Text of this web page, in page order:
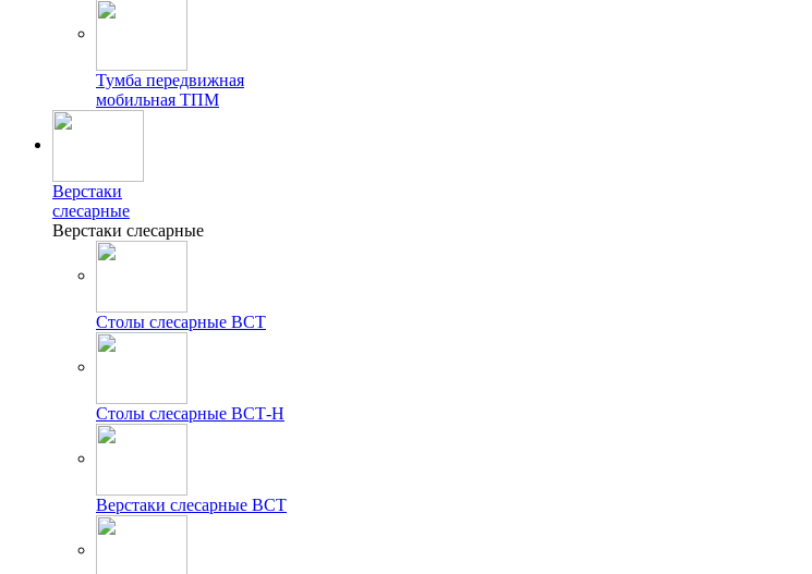
Тумба передвижная
мобильная ТПМ
Верстаки
слесарные
Верстаки слесарные
Столы слесарные ВСТ
Столы слесарные ВСТ-Н
Верстаки слесарные ВСТ